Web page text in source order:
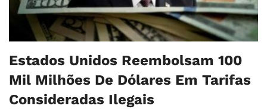
Estados Unidos Reembolsam 100
Mil Milhões De Dólares Em Tarifas
Consideradas Ilegais